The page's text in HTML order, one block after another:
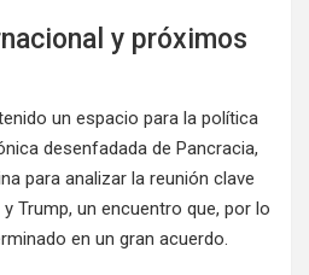
y próximos
un espacio para la política
desenfadada de Pancracia,
para analizar la reunión clave
Trump, un encuentro que, por lo
en un gran acuerdo.